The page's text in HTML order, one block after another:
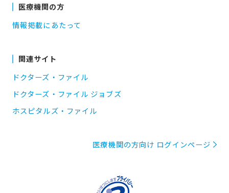
医療機関の方
情報掲載にあたって
関連サイト
ドクターズ・ファイル
ドクターズ・ファイル ジョブズ
ホスピタルズ・ファイル
医療機関の方向け ログインページ